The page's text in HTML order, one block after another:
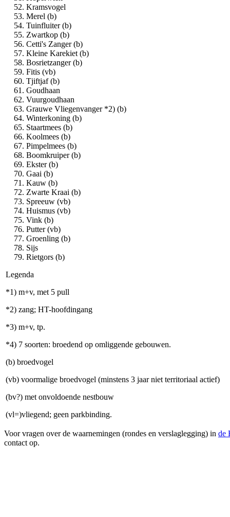
Kramsvogel
Merel (b)
Tuinfluiter (b)
Zwartkop (b)
Cetti's Zanger (b)
Kleine Karekiet (b)
Bosrietzanger (b)
Fitis (vb)
Tjiftjaf (b)
Goudhaan
Vuurgoudhaan
Grauwe Vliegenvanger *2) (b)
Winterkoning (b)
Staartmees (b)
Koolmees (b)
Pimpelmees (b)
Boomkruiper (b)
Ekster (b)
Gaai (b)
Kauw (b)
Zwarte Kraai (b)
Spreeuw (vb)
Huismus (vb)
Vink (b)
Putter (vb)
Groenling (b)
Sijs
Rietgors (b)
Legenda
*1) m+v, met 5 pull
*2) zang; HT-hoofdingang
*3) m+v, tp.
*4) 7 soorten: broedend op omliggende gebouwen.
(b) broedvogel
(vb) voormalige broedvogel (minstens 3 jaar niet territoriaal actief)
(bv?) met onvoldoende nestbouw
(vl=)vliegend; geen parkbinding.
Voor vragen over de waarnemingen (rondes en verslaglegging) in de
contact op.